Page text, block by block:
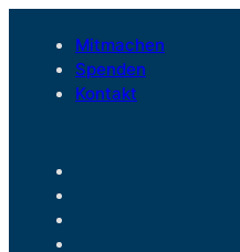
Mitmachen
Spenden
Kontakt